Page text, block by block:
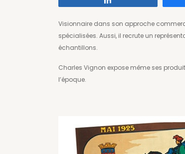
Visionnaire dans son approche
spécialisées. Aussi, il recrute un
échantillons.
Charles Vignon expose même ses
l’époque.